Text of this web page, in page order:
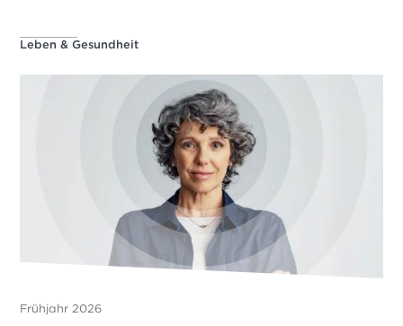
Leben & Gesundheit
Frühjahr 2026